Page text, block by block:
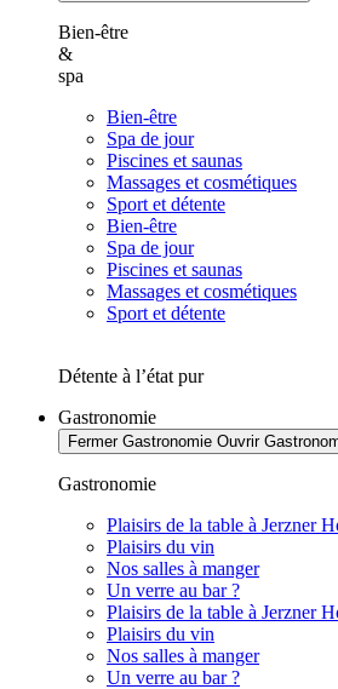
Bien-être
&
spa
Bien-être
Spa de jour
Piscines et saunas
Massages et cosmétiques
Sport et détente
Bien-être
Spa de jour
Piscines et saunas
Massages et cosmétiques
Sport et détente
Détente à l’état pur
Gastronomie
Fermer Gastronomie Ouvrir
Gastronomie
Plaisirs de la table à Jerzner
Plaisirs du vin
Nos salles à manger
Un verre au bar ?
Plaisirs de la table à Jerzner
Plaisirs du vin
Nos salles à manger
Un verre au bar ?